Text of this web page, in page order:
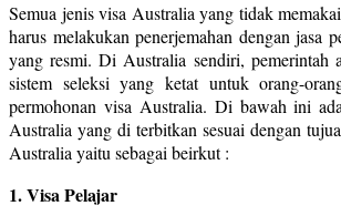
Semua jenis visa Australia yang tidak
harus melakukan penerjemahan dengan jasa
yang resmi. Di Australia sendiri, pemerintah
sistem seleksi yang ketat untuk orang-
permohonan visa Australia. Di bawah ini
Australia yang di terbitkan sesuai dengan
Australia yaitu sebagai beirkut :
1. Visa Pelajar